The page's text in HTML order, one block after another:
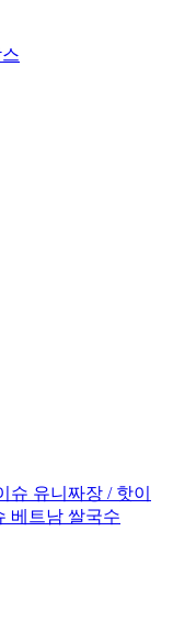
유니짜장 / 핫이
베트남 쌀국수